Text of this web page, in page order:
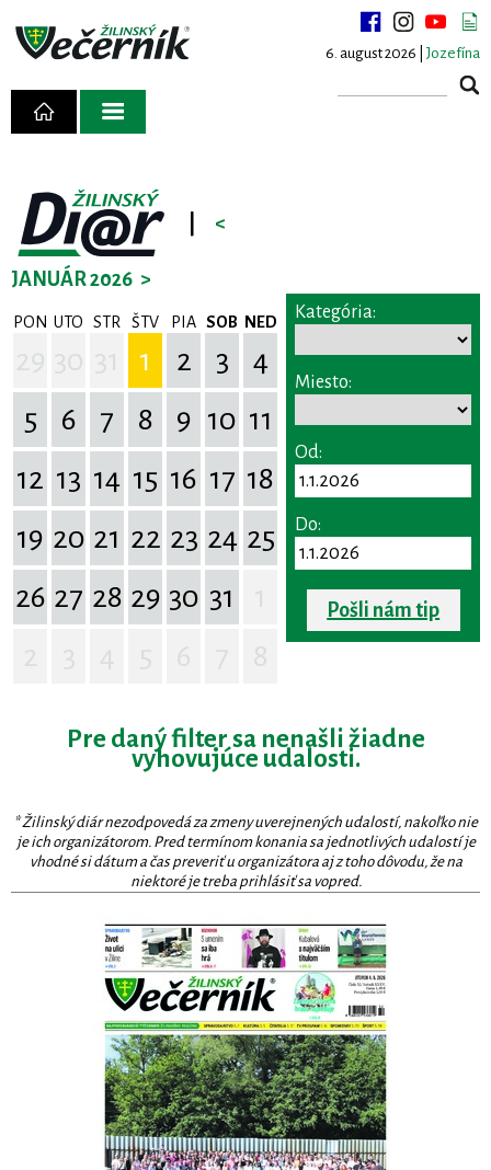
6. august 2026 | Jozefína
<
JANUÁR 2026 >
PON UTO STR ŠTV PIA SOB NED
1 2 3
4
5
6 7 8 9 10 11
12 13 14 15 16 17 18
19 20 21 22 23 24 25
26 27 28 29 30 31
Kategória:
Miesto:
Od:
Do:
Pošli nám tip
Pre daný filter sa nenašli žiadne
vyhovujúce udalosti.
* Žilinský diár nezodpovedá za zmeny uverejnených udalostí, nakoľko nie
je ich organizátorom. Pred termínom konania sa jednotlivých udalostí je
vhodné si dátum a čas preveriť u organizátora aj z toho dôvodu, že na
niektoré je treba prihlásiť sa vopred.